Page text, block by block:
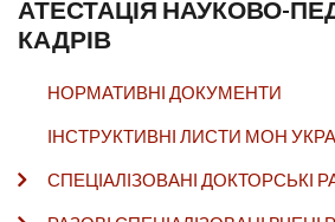
АТЕСТАЦІЯ НАУКОВО-
КАДРІВ
НОРМАТИВНІ ДОКУМЕНТИ
ІНСТРУКТИВНІ ЛИСТИ МОН
СПЕЦІАЛІЗОВАНІ ДОКТОРСЬКІ